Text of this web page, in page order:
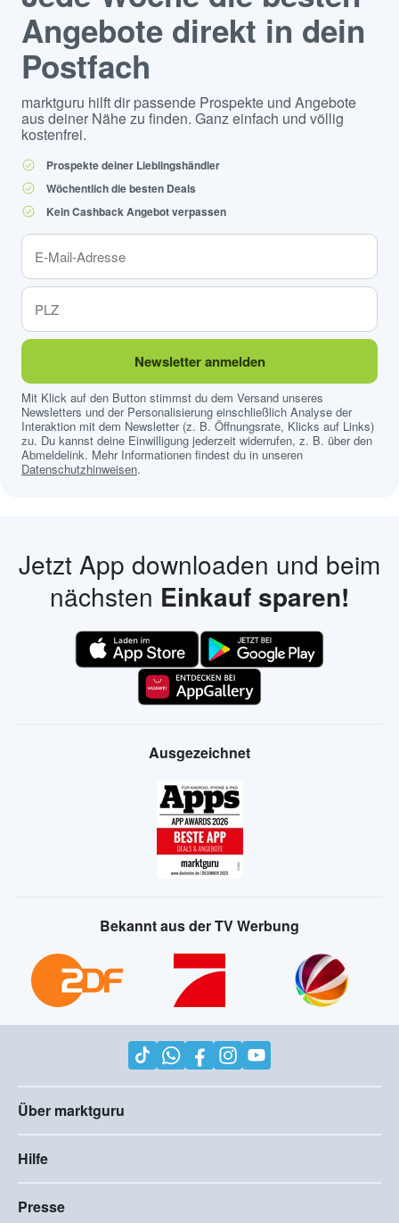
Angebote direkt in dein
Postfach
marktguru hilft dir passende Prospekte und Angebote
aus deiner Nähe zu finden. Ganz einfach und völlig
kostenfrei.
Prospekte deiner Lieblingshändler
Wöchentlich die besten Deals
Kein Cashback Angebot verpassen
Newsletter anmelden
Mit Klick auf den Button stimmst du dem Versand unseres
Newsletters und der Personalisierung einschließlich Analyse der
Interaktion mit dem Newsletter (z. B. Öffnungsrate, Klicks auf Links)
zu. Du kannst deine Einwilligung jederzeit widerrufen, z. B. über den
Abmeldelink. Mehr Informationen findest du in unseren
Datenschutzhinweisen.
Jetzt App downloaden und beim
nächsten Einkauf sparen!
Ausgezeichnet
Bekannt aus der TV Werbung
Über marktguru
Hilfe
Presse